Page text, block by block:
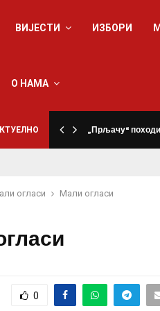
ВИЈЕСТИ ИЗБОРИ
О НАМА
„Прљачу“
огласи Мали огласи
0